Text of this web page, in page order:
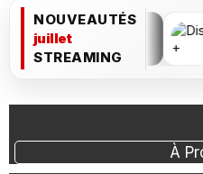
NOUVEAUTÉS
juillet
STREAMING
À